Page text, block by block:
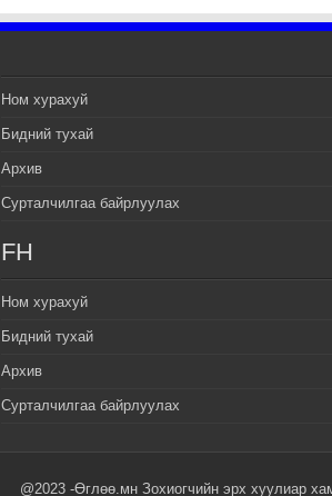
Ном хурахуй
Бидний тухай
Архив
Сурталчилгаа байрлуулах
FH
Ном хурахуй
Бидний тухай
Архив
Сурталчилгаа байрлуулах
@2023 -Өглөө.мн Зохиогчийн эрх хуулиар